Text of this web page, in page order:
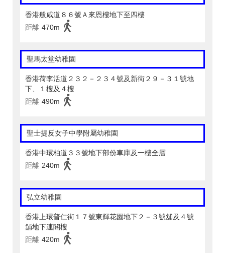
香港般咸道８６號Ａ來恩樓地下至四樓
距離 470m
聖馬太堂幼稚園
香港荷李活道２３２－２３４號及新街２９－３１號地
下、１樓及４樓
距離 490m
聖士提反女子中學附屬幼稚園
香港中環柏道３３號地下部份車庫及一樓全層
距離 240m
弘立幼稚園
香港上環普仁街１７號東輝花園地下２－３號舖及４號
舖地下連閣樓
距離 420m